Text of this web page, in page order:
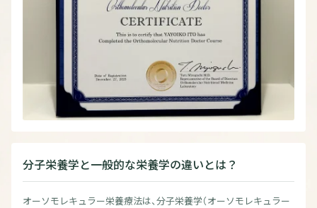
分子栄養学と一般的な栄養学の違いとは？
オーソモレキュラー栄養療法は、分子栄養学（オーソモレキュラー